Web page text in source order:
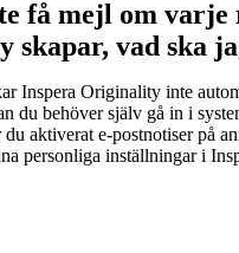
få mejl om varje
skapar, vad ska
Inspera Originality inte
du behöver själv gå in i
aktiverat e-postnotiser på
personliga inställningar i